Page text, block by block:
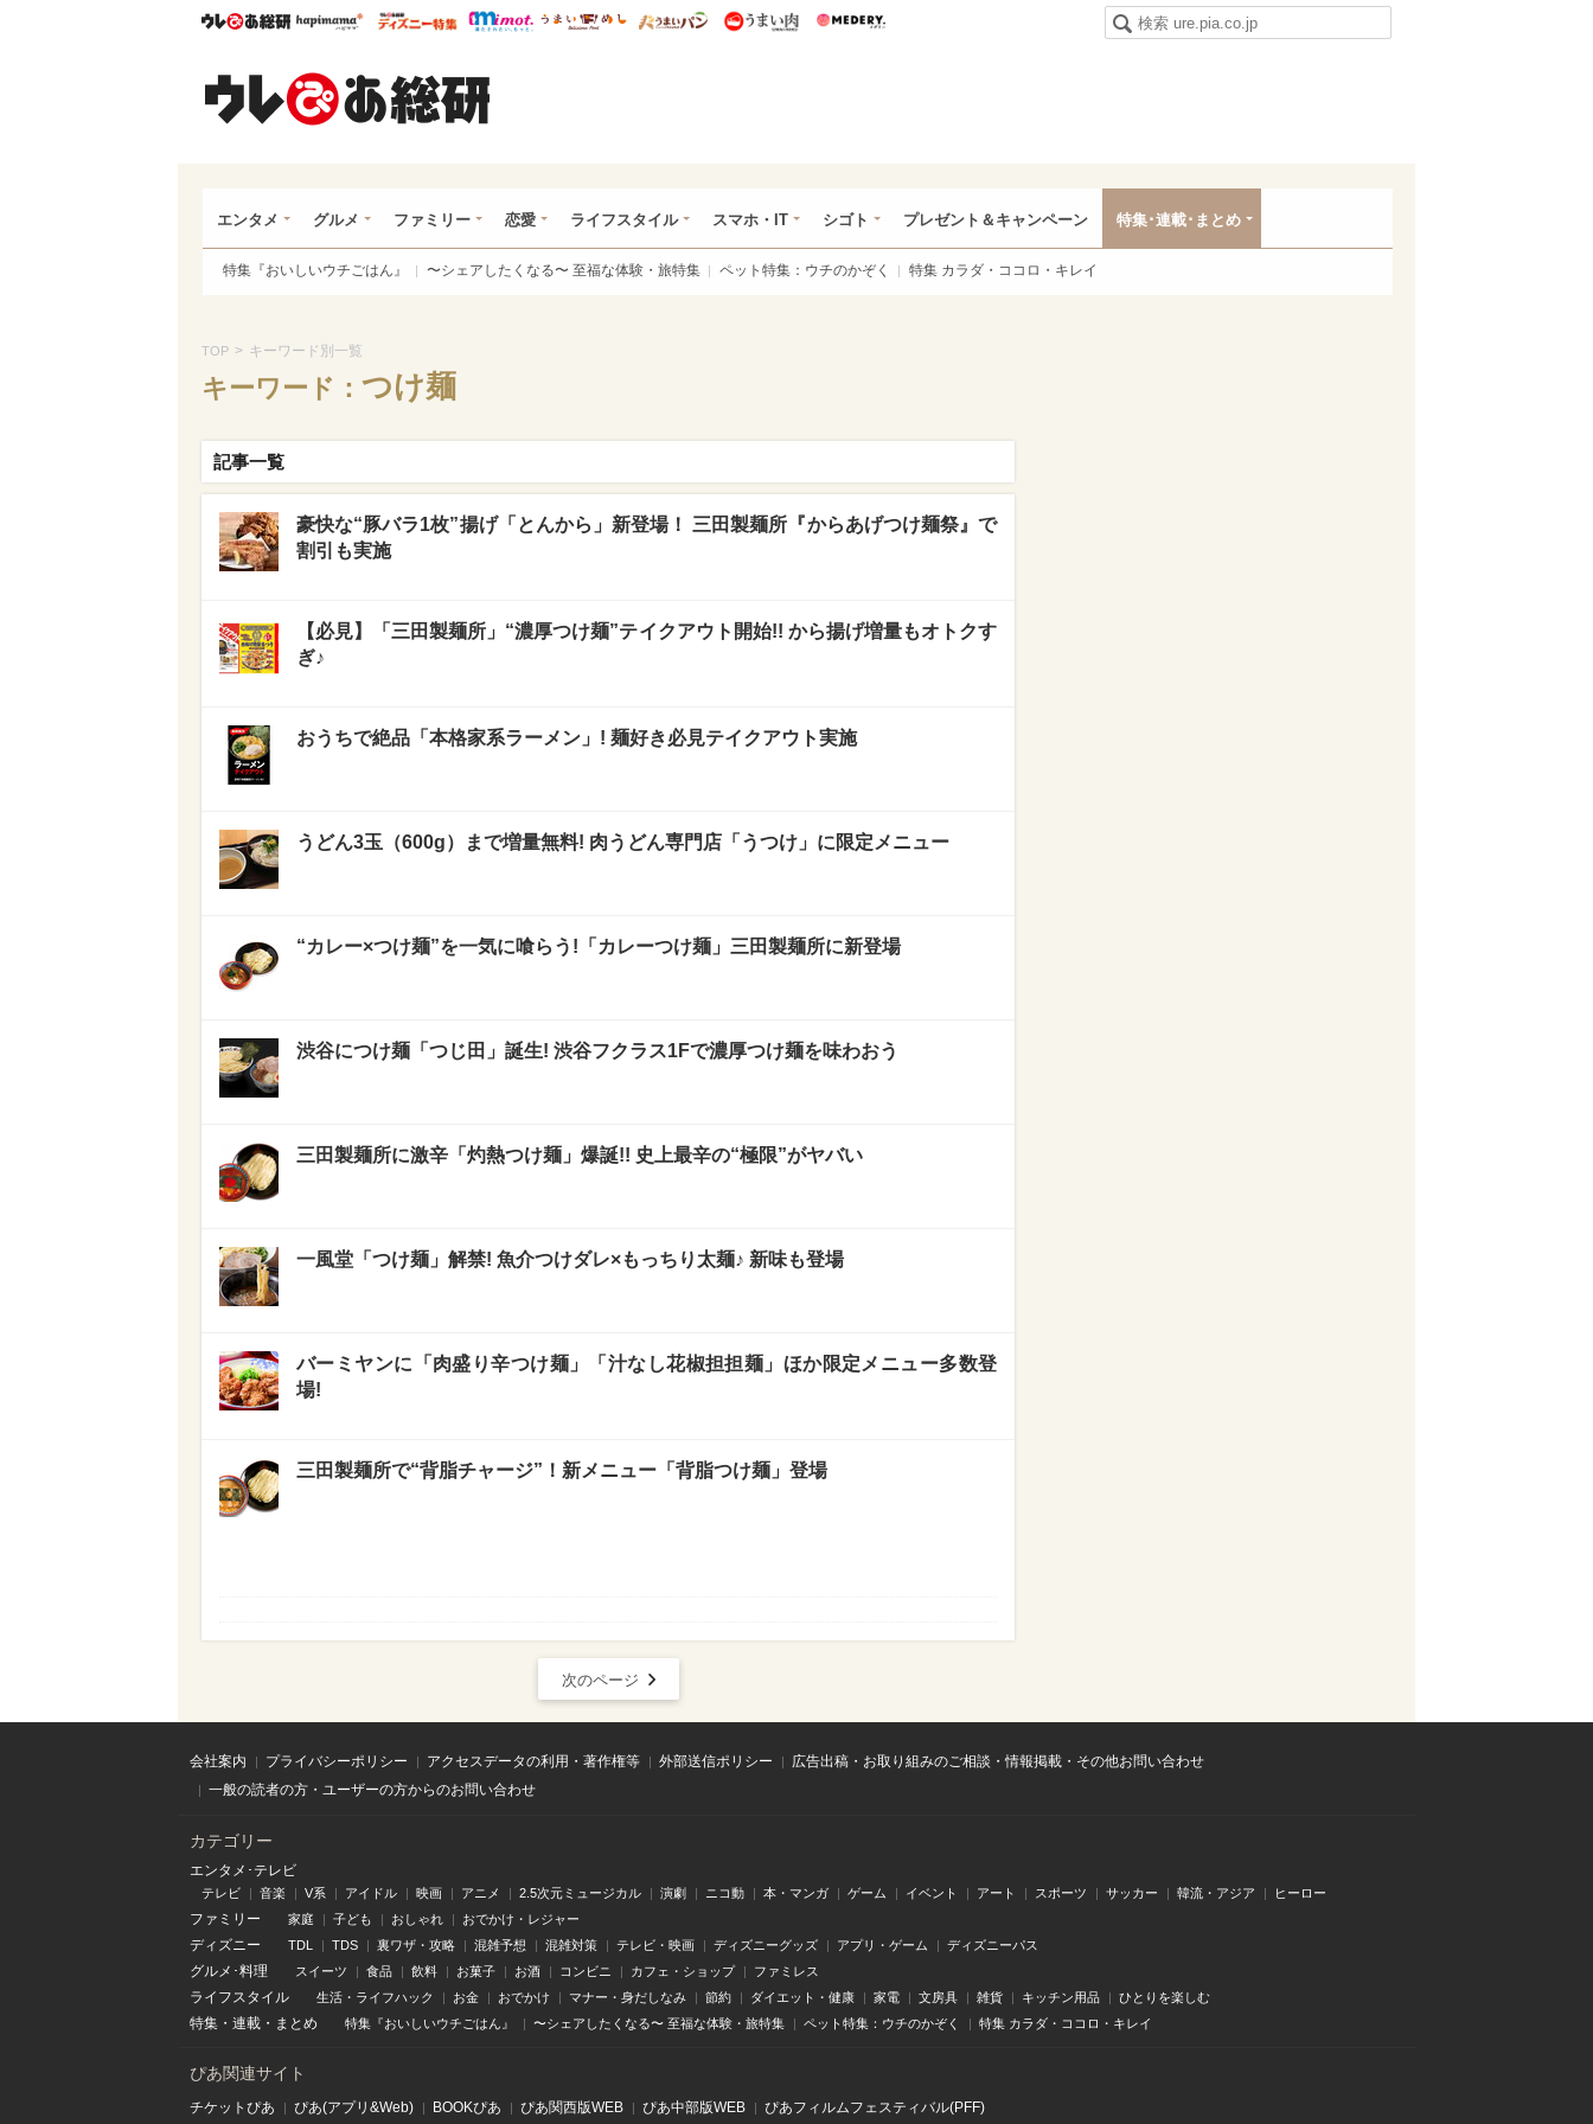
ウレぴあ総研ハピママ* ウレぴあ総研 ディズニー特集
mimot. うまいめし うまいパン うまい肉
エンタメ グルメ ファミリー 恋愛 ライフスタイル スマホ・IT シゴト プレゼント＆キャンペーン 特集･連載･まとめ
特集『おいしいウチごはん』 〜シェアしたくなる〜 至福な体験・旅特集 ペット特集：ウチのかぞく 特集 カラダ・ココロ・キレイ
TOP > キーワード別一覧
キーワード： つけ麺
記事一覧
豪快な“豚バラ1枚”揚げ「とんから」新登場！ 三田製麺所『からあげつけ麺祭』で
割引も実施
【必見】「三田製麺所」“濃厚つけ麺”テイクアウト開始!! から揚げ増量もオトクす
ぎ♪
おうちで絶品「本格家系ラーメン」! 麺好き必見テイクアウト実施
うどん3玉（600g）まで増量無料! 肉うどん専門店「うつけ」に限定メニュー
“カレー×つけ麺”を一気に喰らう!「カレーつけ麺」三田製麺所に新登場
渋谷につけ麺「つじ田」誕生! 渋谷フクラス1Fで濃厚つけ麺を味わおう
三田製麺所に激辛「灼熱つけ麺」爆誕!! 史上最辛の“極限”がヤバい
一風堂「つけ麺」解禁! 魚介つけダレ×もっちり太麺♪ 新味も登場
バーミヤンに「肉盛り辛つけ麺」「汁なし花椒担担麺」ほか限定メニュー多数登
場!
三田製麺所で“背脂チャージ”！新メニュー「背脂つけ麺」登場
次のページ
会社案内 プライバシーポリシー アクセスデータの利用・著作権等 外部送信ポリシー
広告出稿・お取り組みのご相談・情報掲載・その他お問い合わせ
一般の読者の方・ユーザーの方からのお問い合わせ
カテゴリー
エンタメ･テレビ
テレビ 音楽 V系 アイドル 映画 アニメ 2.5次元ミュージカル 演劇 ニコ動 本・マンガ ゲーム イベント アート スポーツ サッカー 韓流・アジア ヒーロー
ファミリー 家庭 子ども おしゃれ おでかけ・レジャー
ディズニー TDL TDS 裏ワザ・攻略 混雑予想 混雑対策 テレビ・映画 ディズニーグッズ アプリ・ゲーム ディズニーパス
グルメ･料理 スイーツ 食品 飲料 お菓子 お酒 コンビニ カフェ・ショップ ファミレス
ライフスタイル 生活・ライフハック お金 おでかけ マナー・身だしなみ 節約 ダイエット・健康 家電 文房具 雑貨 キッチン用品 ひとりを楽しむ
特集 ・ 連載 ・ まとめ 特集『おいしいウチごはん』 〜シェアしたくなる〜 至福な体験・旅特集 ペット特集：ウチのかぞく 特集 カラダ・ココロ・キレイ
ぴあ関連サイト
チケットぴあ ぴあ(アプリ&Web) BOOKぴあ ぴあ関⻄版WEB ぴあ中部版WEB ぴあフィルムフェスティバル(PFF)